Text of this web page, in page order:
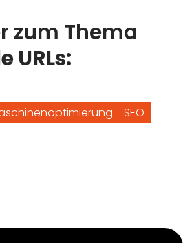
zum Thema
URLs:
- SEO